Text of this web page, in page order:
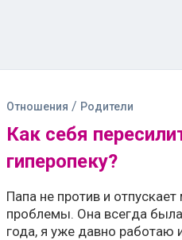
Отношения / Родители
Как себя
гиперопеку?
Папа не против и
проблемы. Она всегда
года, я уже давно работаю